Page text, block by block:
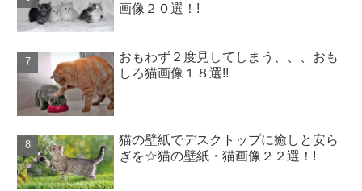
画像２０選！!
おもわず２度見してしまう、、、おも
しろ猫画像１８選!!
猫の壁紙でデスクトップに癒しと安ら
ぎを☆猫の壁紙・猫画像２２選！!